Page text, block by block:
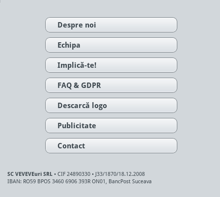
Despre noi
Echipa
Implică-te!
FAQ & GDPR
Descarcă logo
Publicitate
Contact
SC VEVEVEuri SRL • CIF 24890330 • J33/1870/18.12.2008
IBAN: RO59 BPOS 3460 6906 393R ON01, BancPost Suceava